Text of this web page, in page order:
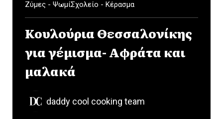
Ζύμες - ΨωμίΣχολείο - Κέρασμα
Κουλούρια Θεσσαλονίκης
για γέμισμα- Αφράτα και
μαλακά
daddy cool cooking team